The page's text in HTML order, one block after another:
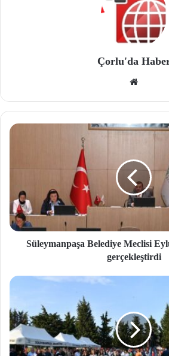
Çorlu'da
site
si
Süleymanpaşa Belediye Meclisi
gerçekleştirdi